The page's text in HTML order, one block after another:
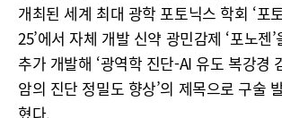
개최된 세계 최대 광학 포토닉스 학회 ‘포
25’에서 자체 개발 신약 광민감제 ‘포노젠
추가 개발해 ‘광역학 진단-AI 유도 복강경
암의 진단 정밀도 향상’의 제목으로 구술
혔다.